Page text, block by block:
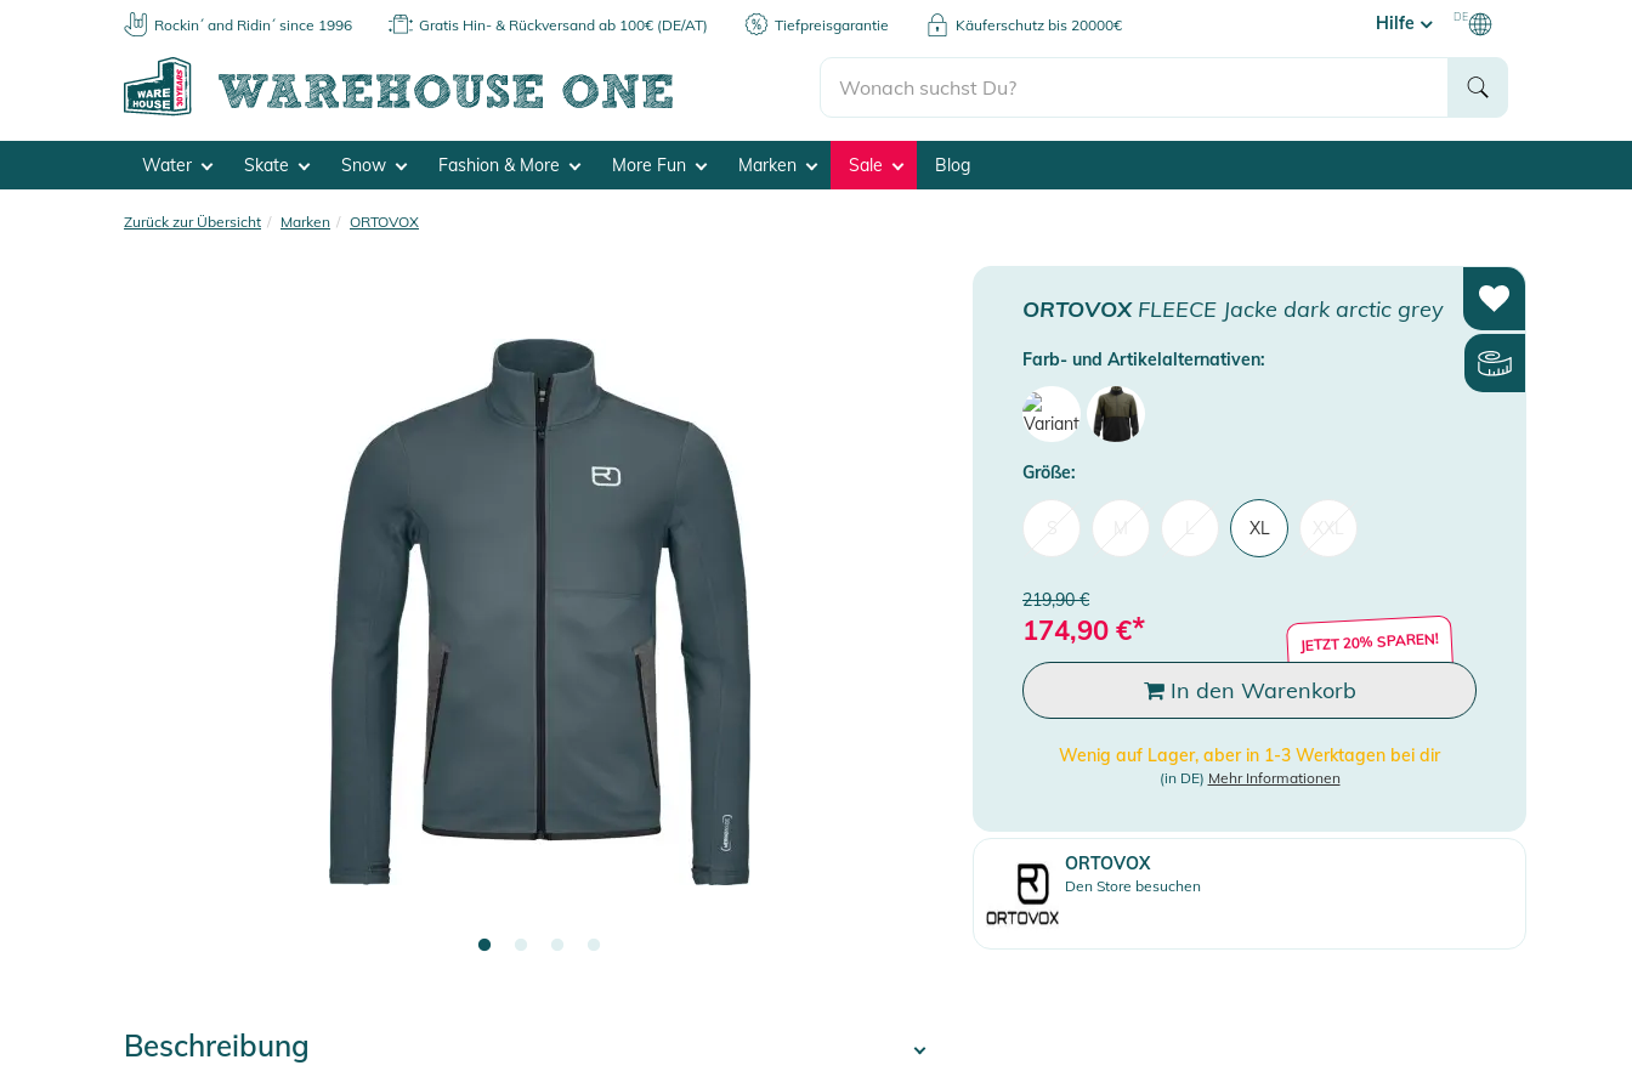
Rockin´ and Ridin´ since 1996 Gratis Hin- & Rückversand ab 100€ (DE/AT) Tiefpreisgarantie Käuferschutz bis 20000€ Hilfe DE
Water Skate Snow Fashion & More More Fun Marken Sale Blog
Zurück zur Übersicht Marken ORTOVOX
ORTOVOXFLEECE Jacke dark arctic grey
Farb- und Artikelalternativen:
Größe:
XL
219,90 €
174,90 €* JETZT 20% SPAREN!
In den Warenkorb
Wenig auf Lager, aber in 1-3 Werktagen bei dir
(in DE) Mehr Informationen
ORTOVOX
Den Store besuchen
Beschreibung